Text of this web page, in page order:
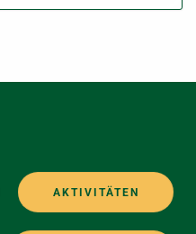
AKTIVITÄTEN